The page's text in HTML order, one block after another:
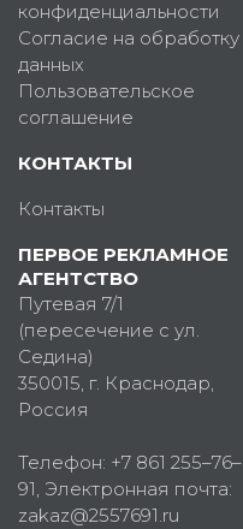
конфиденциальности
Согласие на обработку
данных
Пользовательское
соглашение
КОНТАКТЫ
Контакты
ПЕРВОЕ РЕКЛАМНОЕ
АГЕНТСТВО
Путевая 7/1
(пересечение с ул.
Седина)
350015, г. Краснодар,
Россия
Телефон: +7 861 255–76–
91, Электронная почта:
zakaz@2557691.ru